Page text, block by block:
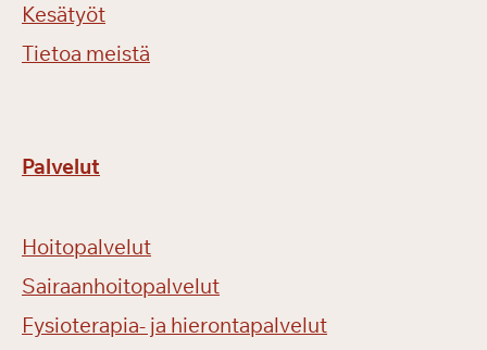
Kesätyöt
Tietoa meistä
Palvelut
Hoitopalvelut
Sairaanhoitopalvelut
Fysioterapia- ja hierontapalvelut